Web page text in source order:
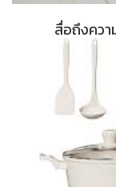
สื่อถึงควา